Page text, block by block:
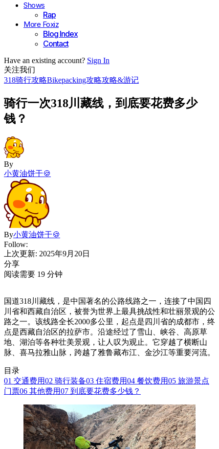
Shows
Rap
More Foxiz
Blog Index
Contact
Have an existing account? Sign In
关注我们
318骑行攻略Bikepacking攻略攻略&游记
骑行一次318川藏线，到底要花费多少
钱？
By
小黄油饼干🍪
By小黄油饼干🍪
Follow:
上次更新: 2025年9月20日
分享
阅读需要 19 分钟
国道318川藏线，是中国著名的公路线路之一，连接了中国四
川省和西藏自治区，被誉为世界上最具挑战性和壮丽景观的公
路之一。该线路全长2000多公里，起点是四川省的成都市，终
点是西藏自治区的拉萨市。沿途经过了雪山、峡谷、高原草
地、湖泊等各种壮美景观，让人叹为观止。它穿越了横断山
脉、喜马拉雅山脉，跨越了雅鲁藏布江、金沙江等重要河流。
目录
01 交通费用02 骑行装备03 住宿费用04 餐饮费用05 旅游景点
门票06 其他费用07 到底要花费多少钱？